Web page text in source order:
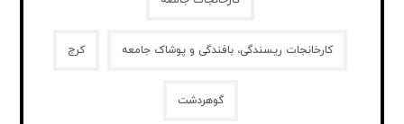
کارخانجات ریسندگی، بافندگی و پوشاک جامعه کرج
گوهردشت